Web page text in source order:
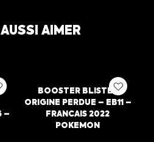
AIMER
–
BOOSTER BLISTER
ORIGINE PERDUE – EB11 –
FRANCAIS 2022
POKEMON